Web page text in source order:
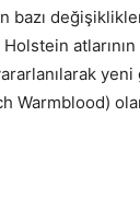
bazı
atlarının
Warmblood)